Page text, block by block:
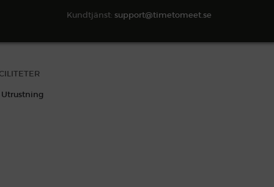
Kundtjänst: support@timetomeet.se
SÖK TILLGÄNGLIGHET
Utrustning